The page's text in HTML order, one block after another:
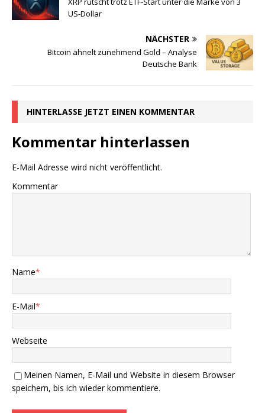
US-Dollar
NÄCHSTER
Bitcoin ähnelt zunehmend Gold – Analyse
Deutsche Bank
HINTERLASSE JETZT EINEN KOMMENTAR
Kommentar hinterlassen
E-Mail Adresse wird nicht veröffentlicht.
Kommentar
Name*
E-Mail*
Webseite
Meinen Namen, E-Mail und Website in diesem Browser
speichern, bis ich wieder kommentiere.